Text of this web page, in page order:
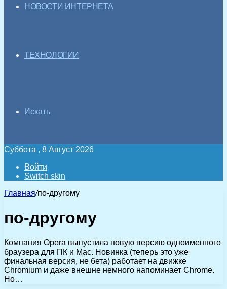
НОВОСТИ ИНТЕРНЕТА
ТЕХНОЛОГИИ
Искать
Суббота , 8 Август 2026
Войти
Switch skin
Главная/по-другому
по-другому
Компания Opera выпустила новую версию одноименного
браузера для ПК и Mac. Новинка (теперь это уже
финальная версия, не бета) работает на движке
Chromium и даже внешне немного напоминает Chrome.
Но…